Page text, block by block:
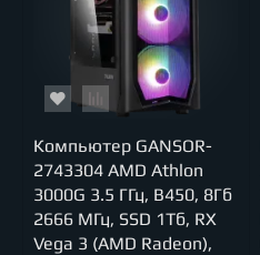
Компьютер GANSOR-
2743304 AMD Athlon
3000G 3.5 ГГц, B450, 8Гб
2666 МГц, SSD 1Тб, RX
Vega 3 (AMD Radeon),